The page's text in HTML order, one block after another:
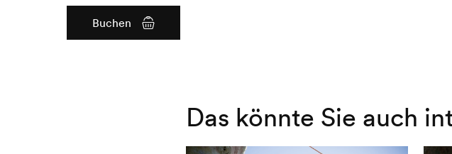
Buchen
Das könnte Sie auch